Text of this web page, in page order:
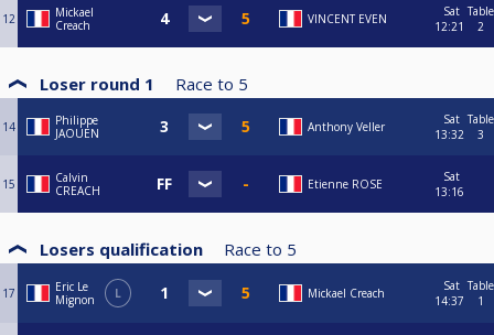
12
Mickael
Creach
VINCENT EVEN
Sat
12:21
Table
2
Loser round 1 Race to 5
14
Philippe
JAOUEN
Anthony Veller
Sat
13:32
Table
3
15
Calvin
CREACH
Etienne ROSE
Sat
13:16
Losers qualification Race to 5
17
Eric Le
Mignon
L Mickael Creach
Sat
14:37
Table
1